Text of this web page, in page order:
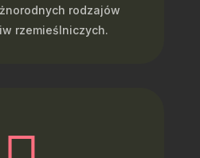
rodzajów
rzemieślniczych.